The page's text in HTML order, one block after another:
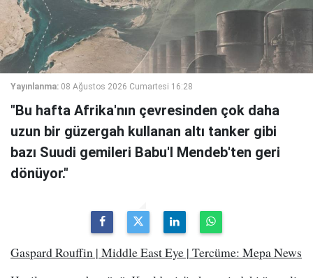
Yayınlanma: 08 Ağustos 2026 Cumartesi 16:28
"Bu hafta Afrika'nın çevresinden çok daha
uzun bir güzergah kullanan altı tanker gibi
bazı Suudi gemileri Babu'l Mendeb'ten geri
dönüyor."
Gaspard Rouffin | Middle East Eye | Tercüme: Mepa News